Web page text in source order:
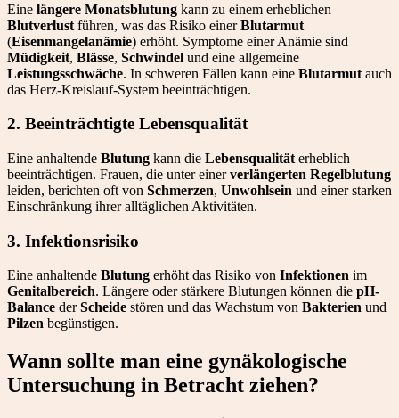
Eine längere Monatsblutung kann zu einem erheblichen
Blutverlust führen, was das Risiko einerBlutarmut
(Eisenmangelanämie) erhöht. Symptome einer Anämie sind
Müdigkeit, Blässe, Schwindel und eine allgemeine
Leistungsschwäche. In schweren Fällen kann eine Blutarmut auch
das Herz-Kreislauf-System beeinträchtigen.
2. Beeinträchtigte Lebensqualität
Eine anhaltende Blutung kann die Lebensqualität erheblich
beeinträchtigen. Frauen, die unter einerverlängerten Regelblutung
leiden, berichten oft von Schmerzen, Unwohlsein und einer starken
Einschränkung ihrer alltäglichen Aktivitäten.
3. Infektionsrisiko
Eine anhaltende Blutung erhöht das Risiko von Infektionen im
Genitalbereich. Längere oder stärkere Blutungen können die pH-
Balance derScheide stören und das Wachstum von Bakterien und
Pilzen begünstigen.
Wann sollte man eine gynäkologische
Untersuchung in Betracht ziehen?